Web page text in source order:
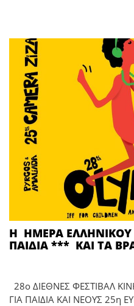
Η ΗΜΕΡΑ
ΠΑΙΔΙΑ *** ΚΑΙ ΤΑ
28ο ΔΙΕΘΝΕΣ ΦΕΣΤΙΒΑΛ
ΓΙΑ ΠΑΙΔΙΑ ΚΑΙ ΝΕΟΥΣ 25η